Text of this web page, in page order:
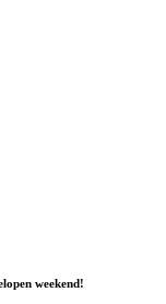
weekend!